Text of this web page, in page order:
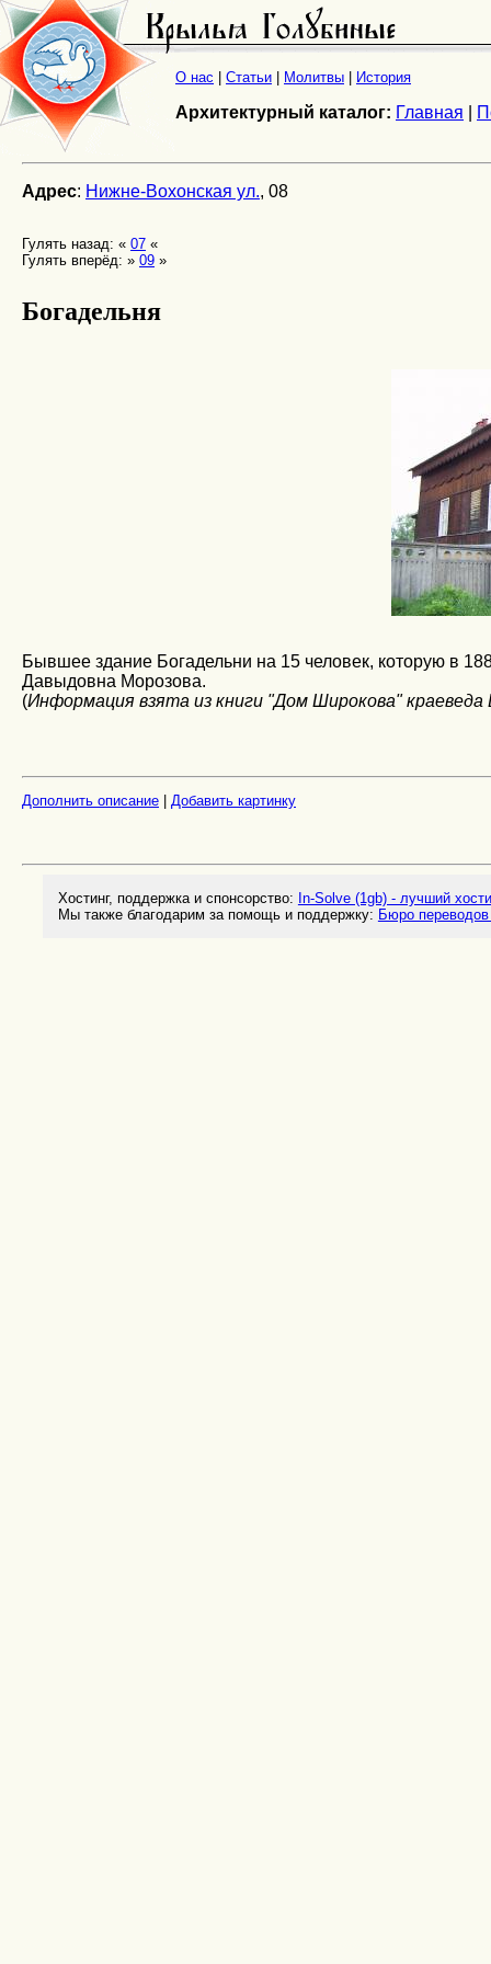
О нас Статьи Молитвы История
Архитектурный каталог: Главная
Адрес: Нижне-Вохонская ул., 08
Гулять назад: « 07 «
Гулять вперёд: » 09 »
Богадельня
Бывшее здание Богадельни на 15 человек, которую в
Давыдовна Морозова.
(Информация взята из книги "Дом Широкова"
Дополнить описание Добавить картинку
Хостинг, поддержка и спонсорство: In-Solve (1gb) - лучший
Мы также благодарим за помощь и поддержку: Бюро переводов